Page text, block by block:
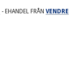
- EHANDEL FRÅN VENDRE